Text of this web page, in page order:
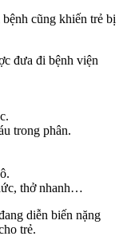
cũng khiến trẻ bị
đưa đi bệnh viện
trong phân.
thở nhanh…
diễn biến nặng
trẻ.